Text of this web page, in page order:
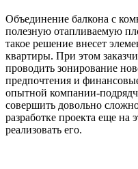
Объединение балкона с
полезную отапливаемую
такое решение внесет
квартиры. При этом
проводить зонирование
предпочтения и
опытной компании-
совершить довольно
разработке проекта еще на
реализовать его.